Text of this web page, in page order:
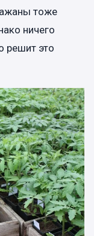
тоже
ничего
решит это